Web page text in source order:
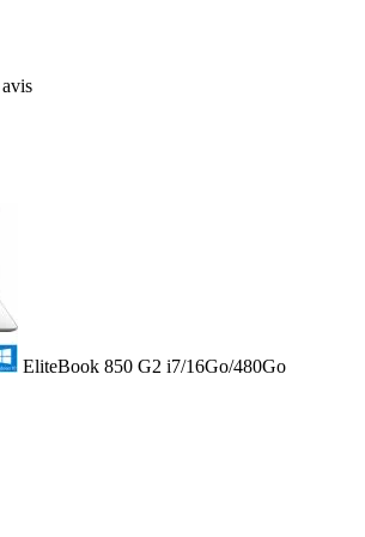
EliteBook 850 G2 i7/16Go/480Go